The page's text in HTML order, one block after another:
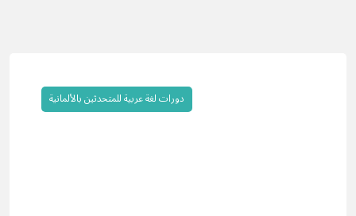
دورات لغة عربية للمتحدثين بالألمانية